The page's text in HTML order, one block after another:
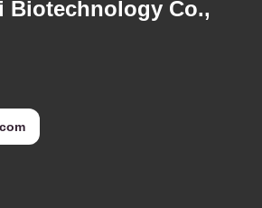
Biotechnology Co.,